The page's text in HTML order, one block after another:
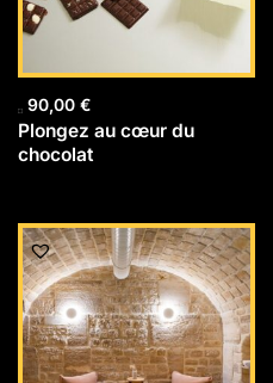
90,00 €
Plongez au cœur du
chocolat